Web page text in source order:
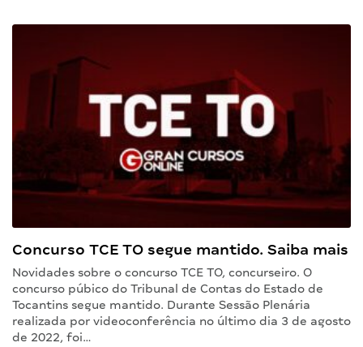
Concurso TCE TO segue mantido. Saiba mais
Novidades sobre o concurso TCE TO, concurseiro. O
concurso púbico do Tribunal de Contas do Estado de
Tocantins segue mantido. Durante Sessão Plenária
realizada por videoconferência no último dia 3 de agosto
de 2022, foi…